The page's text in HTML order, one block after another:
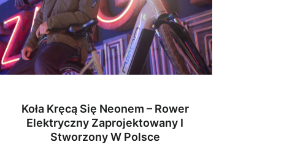
Koła Kręcą Się Neonem – Rower
Elektryczny Zaprojektowany I
Stworzony W Polsce